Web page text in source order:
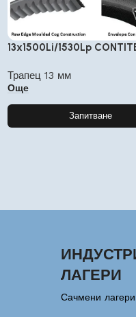
13x1500Li/1530Lp
Трапец 13 мм
Още
Запитване
ЛАГЕРИ
Сачмени лагери